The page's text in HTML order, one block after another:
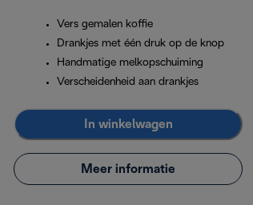
Vers gemalen koffie
Drankjes met één druk op de knop
Handmatige melkopschuiming
Verscheidenheid aan drankjes
In winkelwagen
Meer informatie